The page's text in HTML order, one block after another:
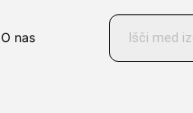
O nas
Products
search